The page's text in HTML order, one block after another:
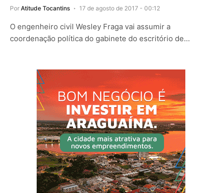
Por Atitude Tocantins 17 de agosto de 2017 - 00:12
O engenheiro civil Wesley Fraga vai assumir a
coordenação política do gabinete do escritório de…